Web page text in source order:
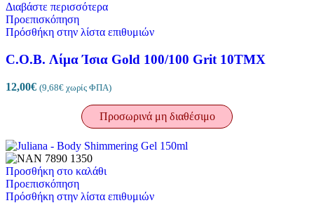
Διαβάστε περισσότερα
Προεπισκόπηση
Πρόσθήκη στην λίστα επιθυμιών
C.O.B. Λίμα Ίσια Gold 100/100 Grit 10TMX
12,00€ (9,68€ χωρίς ΦΠΑ)
Προσωρινά μη διαθέσιμο
Προσθήκη στο καλάθι
Προεπισκόπηση
Πρόσθήκη στην λίστα επιθυμιών